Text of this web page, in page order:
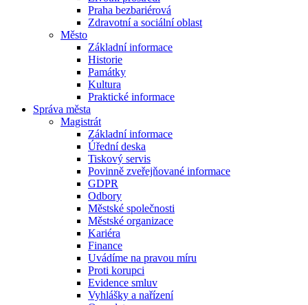
Praha bezbariérová
Zdravotní a sociální oblast
Město
Základní informace
Historie
Památky
Kultura
Praktické informace
Správa města
Magistrát
Základní informace
Úřední deska
Tiskový servis
Povinně zveřejňované informace
GDPR
Odbory
Městské společnosti
Městské organizace
Kariéra
Finance
Uvádíme na pravou míru
Proti korupci
Evidence smluv
Vyhlášky a nařízení